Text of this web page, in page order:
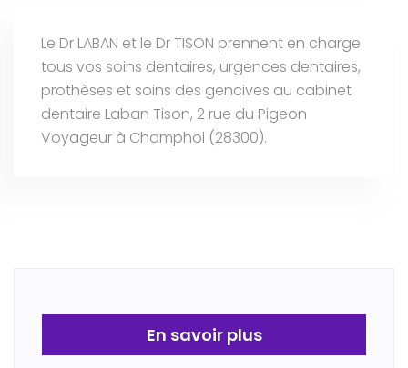
Le Dr LABAN et le Dr TISON prennent en charge
tous vos soins dentaires, urgences dentaires,
prothèses et soins des gencives au cabinet
dentaire Laban Tison, 2 rue du Pigeon
Voyageur à Champhol (28300).
En savoir plus